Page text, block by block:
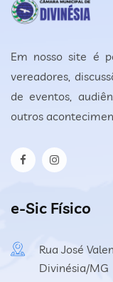
Em nosso site é
vereadores,
de eventos,
outros
e-Sic Físico
Rua José
Divinésia/MG